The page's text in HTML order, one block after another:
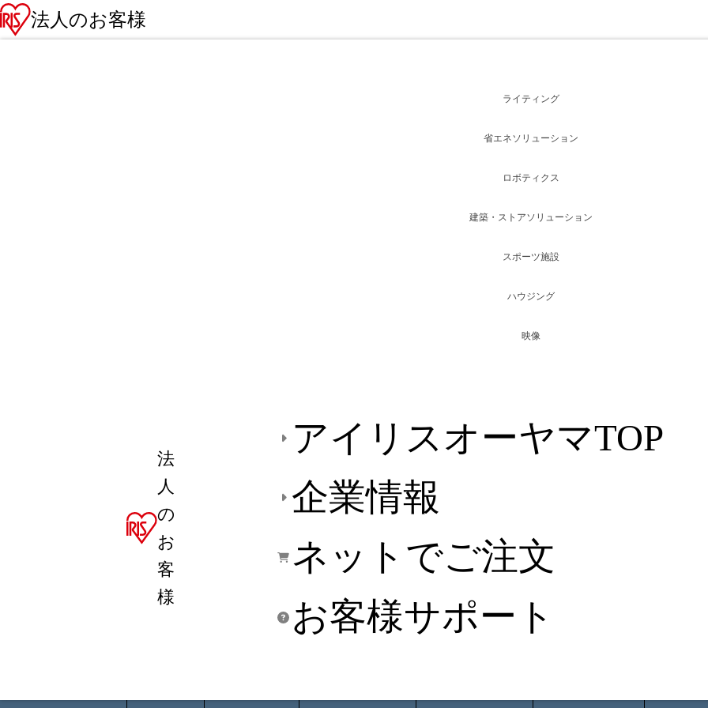
法人のお客様
法
人
の
お
客
様
アイリスオーヤマTOP
企業情報
ネットでご注文
お客様サポート
ライティング
省エネソリューション
ロボティクス
建築・ストアソリューション
スポーツ施設
ハウジング
映像